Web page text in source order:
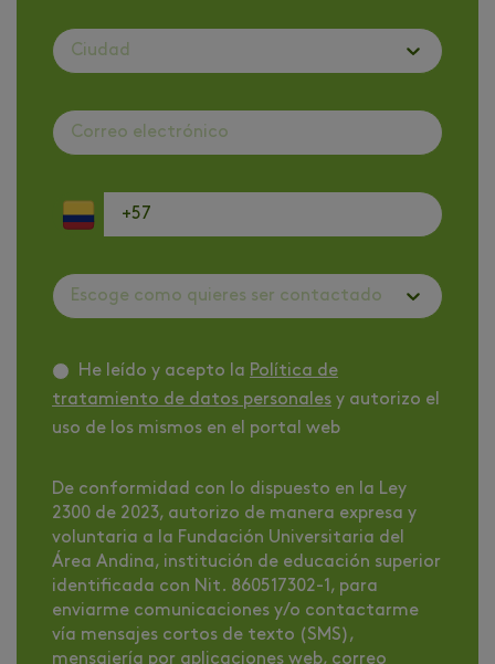
Ciudad
Escoge como quieres ser contactado
He leído y acepto la Política de
tratamiento de datos personales y autorizo el
uso de los mismos en el portal web
De conformidad con lo dispuesto en la Ley
2300 de 2023, autorizo de manera expresa y
voluntaria a la Fundación Universitaria del
Área Andina, institución de educación superior
identificada con Nit. 860517302-1, para
enviarme comunicaciones y/o contactarme
vía mensajes cortos de texto (SMS),
mensajería por aplicaciones web, correo